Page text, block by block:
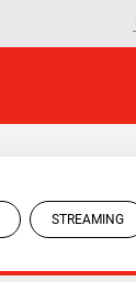
STREAMING